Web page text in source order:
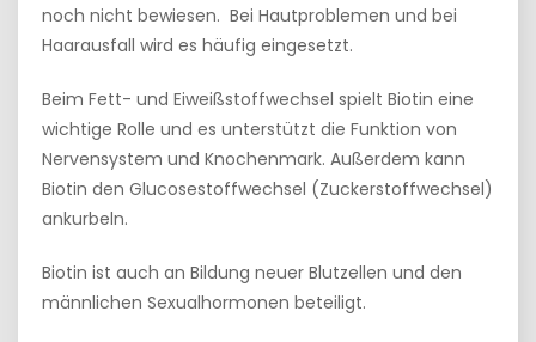
noch nicht bewiesen. Bei Hautproblemen und bei
Haarausfall wird es häufig eingesetzt.
Beim Fett- und Eiweißstoffwechsel spielt Biotin eine
wichtige Rolle und es unterstützt die Funktion von
Nervensystem und Knochenmark. Außerdem kann
Biotin den Glucosestoffwechsel (Zuckerstoffwechsel)
ankurbeln.
Biotin ist auch an Bildung neuer Blutzellen und den
männlichen Sexualhormonen beteiligt.